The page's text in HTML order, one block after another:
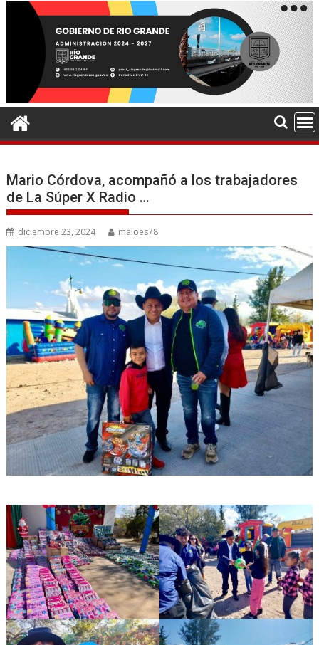
Mario Córdova, acompañó a los trabajadores
de La Súper X Radio …
diciembre 23, 2024 maloes78